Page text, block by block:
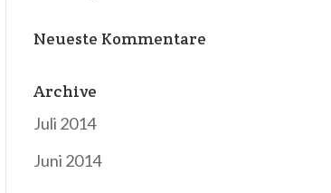
Neueste Kommentare
Archive
Juli 2014
Juni 2014